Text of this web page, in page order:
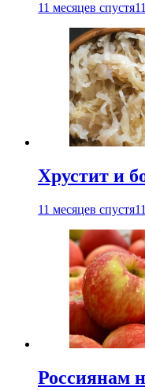
11 месяцев спустя
Хрустит и
11 месяцев спустя
Россиянам